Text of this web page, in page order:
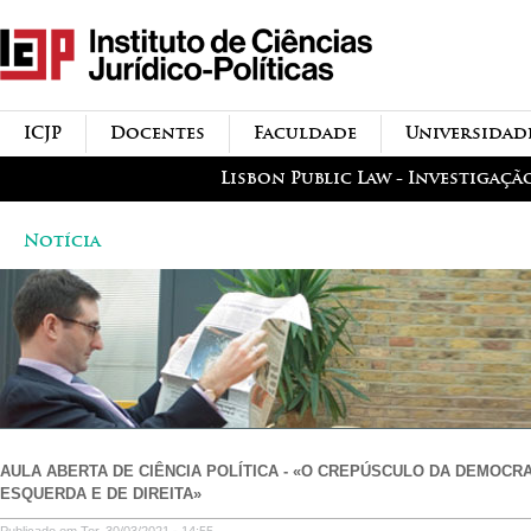
principal
icjp
menu-institucional Faculdade
Docentes
ICJP
Lisbon Public Law -
Notícia
AULA ABERTA DE CIÊNCIA POLÍTICA - «O CREPÚSCULO DA
ESQUERDA E DE DIREITA»